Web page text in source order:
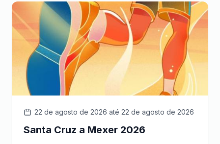
22 de agosto de 2026 até 22 de agosto de 2026
Santa Cruz a Mexer 2026